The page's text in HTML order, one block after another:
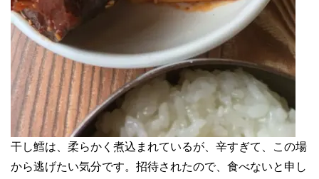
干し鱈は、柔らかく煮込まれているが、辛すぎて、この場
から逃げたい気分です。招待されたので、食べないと申し